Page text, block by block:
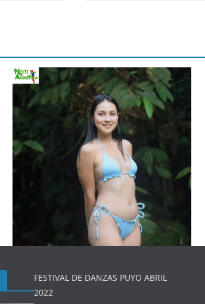
FESTIVAL DE DANZAS PUYO ABRIL
2022